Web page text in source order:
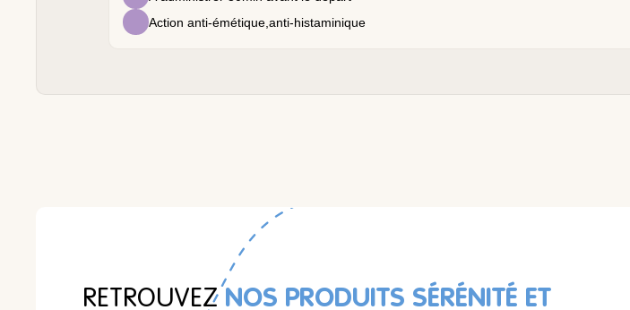
Action anti-émétique,anti-histaminique
RETROUVEZ NOS PRODUITS SÉRÉNITÉ ET